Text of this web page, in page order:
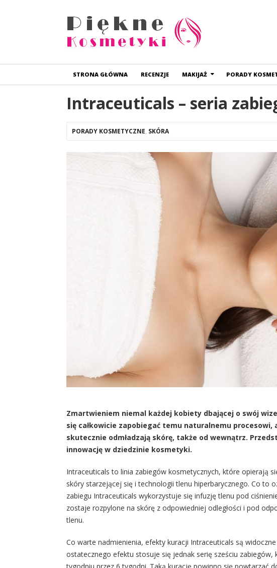
STRONA GŁÓWNA RECENZJE MAKIJAŻ PORADY
Intraceuticals – seria
PORADY KOSMETYCZNE, SKÓRA
Zmartwieniem niemal każdej kobiety dbającej o swój
się całkowicie zapobiegać temu naturalnemu
skutecznie odmładzają skórę, także od wewnątrz.
innowację w dziedzinie kosmetyki.
Intraceuticals to linia zabiegów kosmetycznych, które opierają
skóry starzejącej się i technologii tlenu hiperbarycznego. Co to
zabiegu Intraceuticals wykorzystuje się infuzję tlenu pod
zostaje rozpylone na skórę z odpowiedniej odległości i pod
tlenu.
Co warte nadmienienia, efekty kuracji Intraceuticals są
ostatecznego efektu stosuje się jednak serię sześciu
tygodniu przez 6 tygodni. Taką kurację powinno się powtarzać